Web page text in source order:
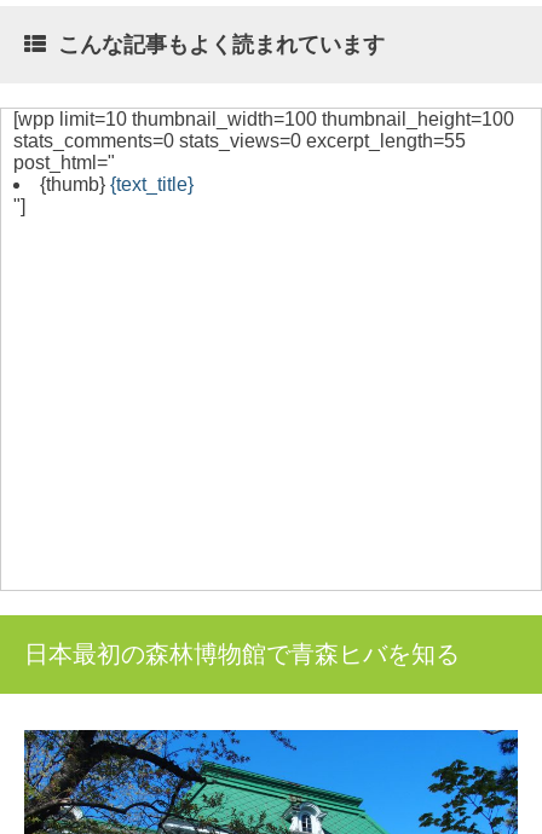
こんな記事もよく読まれています
[wpp limit=10 thumbnail_width=100 thumbnail_height=100
stats_comments=0 stats_views=0 excerpt_length=55
post_html="
{thumb} {text_title}
"]
日本最初の森林博物館で青森ヒバを知る